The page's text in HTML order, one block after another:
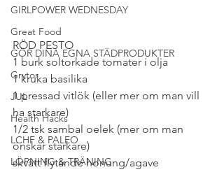
GIRLPOWER WEDNESDAY
Great Food
GÖR DINA EGNA STÄDPRODUKTER
Grytor
JUL
Health Hacks
LCHF & PALEO
LÖPNING & TRÄNING
RÖD PESTO
1 burk soltorkade tomater i olja
1 kruka basilika
1 pressad vitlök (eller mer om man vill
ha starkare)
1/2 tsk sambal oelek (mer om man
önskar starkare)
skvätt flytande honung/agave